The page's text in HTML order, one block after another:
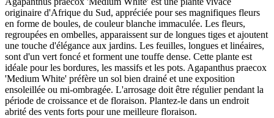
originaire d'Afrique du Sud, appréciée pour ses magnifiques fleurs
en forme de boules, de couleur blanche immaculée. Les fleurs,
regroupées en ombelles, apparaissent sur de longues tiges et ajoutent
une touche d'élégance aux jardins. Les feuilles, longues et linéaires,
sont d'un vert foncé et forment une touffe dense. Cette plante est
idéale pour les bordures, les massifs et les pots. Agapanthus praecox
'Medium White' préfère un sol bien drainé et une exposition
ensoleillée ou mi-ombragée. L'arrosage doit être régulier pendant la
période de croissance et de floraison. Plantez-le dans un endroit
abrité des vents forts pour une meilleure floraison.